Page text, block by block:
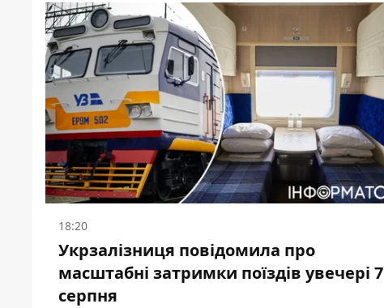
18:20
Укрзалізниця повідомила про
масштабні затримки поїздів увечері 7
серпня